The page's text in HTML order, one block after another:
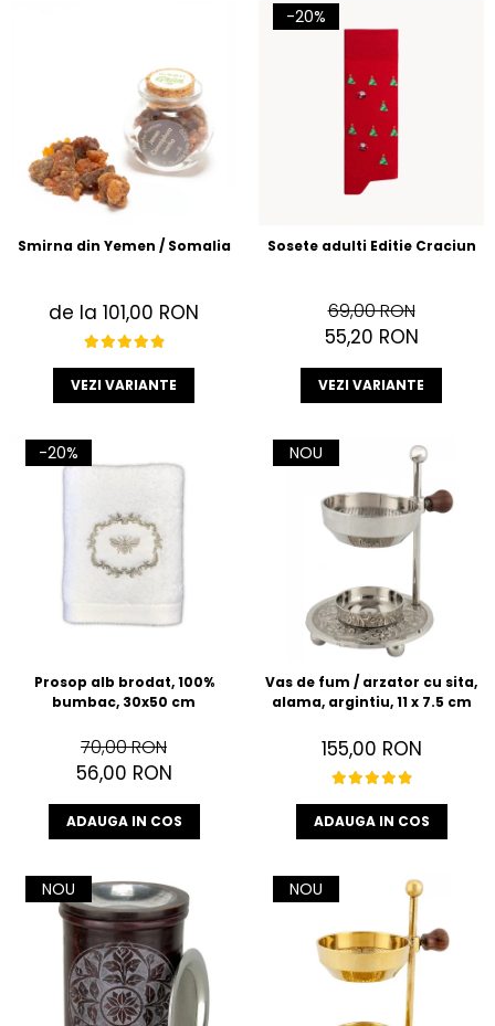
Smirna din Yemen / Somalia
de la 101,00 RON
VEZI VARIANTE
-20%
Sosete adulti Editie Craciun
69,00 RON
55,20 RON
VEZI VARIANTE
-20%
Prosop alb brodat, 100%
bumbac, 30x50 cm
70,00 RON
56,00 RON
ADAUGA IN COS
NOU
Vas de fum / arzator cu sita,
alama, argintiu, 11 x 7.5 cm
155,00 RON
ADAUGA IN COS
NOU NOU